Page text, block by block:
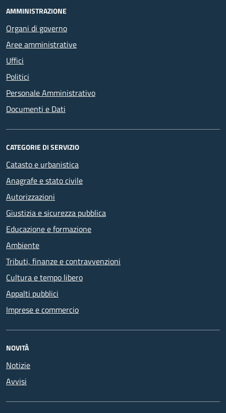
AMMINISTRAZIONE
Organi di governo
Aree amministrative
Uffici
Politici
Personale Amministrativo
Documenti e Dati
CATEGORIE DI SERVIZIO
Catasto e urbanistica
Anagrafe e stato civile
Autorizzazioni
Giustizia e sicurezza pubblica
Educazione e formazione
Ambiente
Tributi, finanze e contravvenzioni
Cultura e tempo libero
Appalti pubblici
Imprese e commercio
NOVITÀ
Notizie
Avvisi